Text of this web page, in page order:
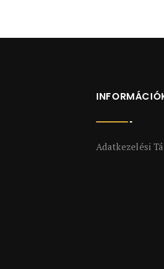
Adatkezelési